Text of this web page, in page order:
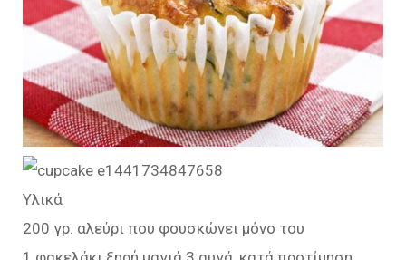
Υλικά
200 γρ. αλεύρι που φουσκώνει μόνο του